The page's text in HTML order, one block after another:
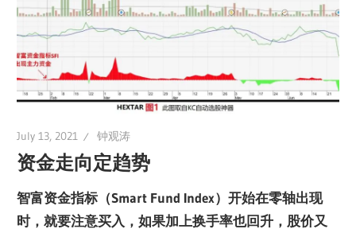
July 13, 2021 钟观涛
资金走向定趋势
智富资金指标（Smart Fund Index）开始在零轴出现
时，就要注意买入，如果加上换手率也回升，股价又